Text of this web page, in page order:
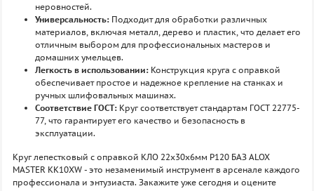
неровностей.
Универсальность: Подходит для обработки различных
материалов, включая металл, дерево и пластик, что делает его
отличным выбором для профессиональных мастеров и
домашних умельцев.
Легкость в использовании: Конструкция круга с оправкой
обеспечивает простое и надежное крепление на станках и
ручных шлифовальных машинах.
Соответствие ГОСТ: Круг соответствует стандартам ГОСТ 22775-
77, что гарантирует его качество и безопасность в
эксплуатации.
Круг лепестковый с оправкой КЛО 22х30х6мм P120 БАЗ ALOX
MASTER KK10XW - это незаменимый инструмент в арсенале каждого
профессионала и энтузиаста. Закажите уже сегодня и оцените